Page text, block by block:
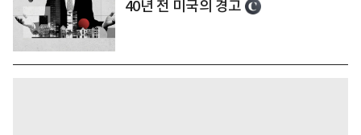
40년 전 미국의 경고